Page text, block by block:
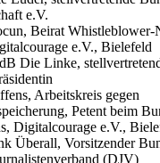
e.V.
Beirat
e.V., Bielefeld
Die Linke,
Arbeitskreis gegen
Petent beim
Digitalcourage e.V.,
Überall, Vorsitzender
(DJV)